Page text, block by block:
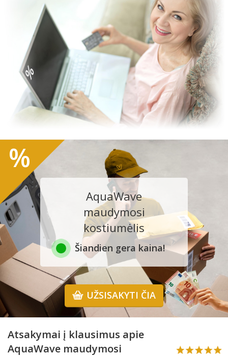
AquaWave
maudymosi
kostiumėlis
Šiandien gera kaina!
UŽSISAKYTI ČIA
%
Atsakymai į klausimus apie
AquaWave maudymosi